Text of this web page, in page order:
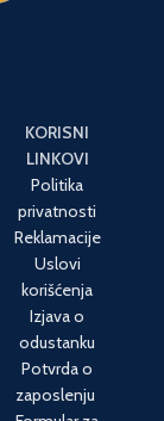
KORISNI
LINKOVI
Politika
privatnosti
Reklamacije
Uslovi
korišćenja
Izjava o
odustanku
Potvrda o
zaposlenju